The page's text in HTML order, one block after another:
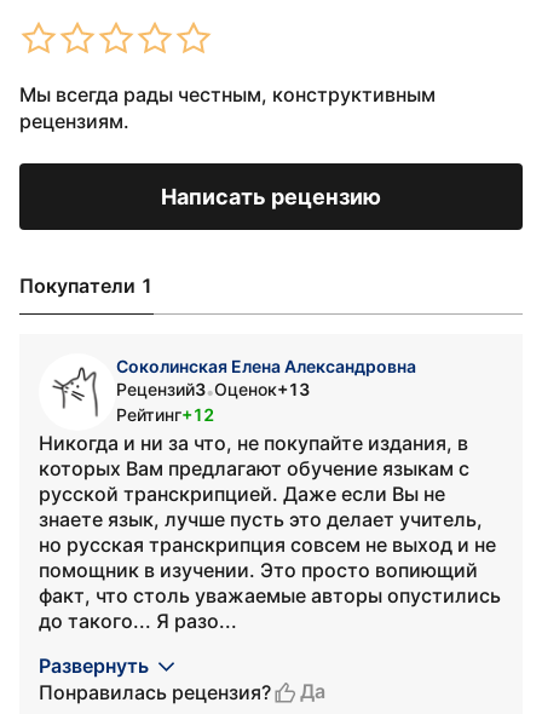
Мы всегда рады честным, конструктивным
рецензиям.
Написать рецензию
Покупатели 1
Соколинская Елена Александровна
Рецензий3•Оценок+13
Рейтинг+12
Никогда и ни за что, не покупайте издания, в
которых Вам предлагают обучение языкам с
русской транскрипцией. Даже если Вы не
знаете язык, лучше пусть это делает учитель,
но русская транскрипция совсем не выход и не
помощник в изучении. Это просто вопиющий
факт, что столь уважаемые авторы опустились
до такого... Я разо...
Развернуть
Понравилась рецензия?
Да